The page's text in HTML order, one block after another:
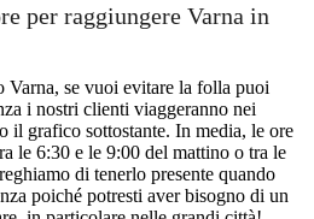
per raggiungere Varna in
se vuoi evitare la folla puoi
i nostri clienti viaggeranno nei
il grafico sottostante. In media, le ore
le 6:30 e le 9:00 del mattino o tra le
di tenerlo presente quando
poiché potresti aver bisogno di un